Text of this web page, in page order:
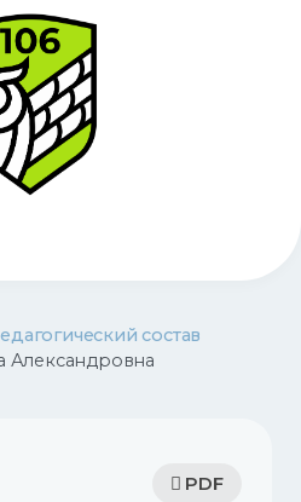
состав
Александровна
PDF